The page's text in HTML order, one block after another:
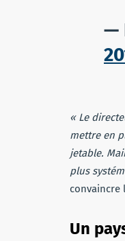
—
« Le
mettre en
jetable.
plus
convaincre
Un